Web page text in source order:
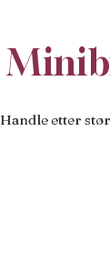
Handle etter